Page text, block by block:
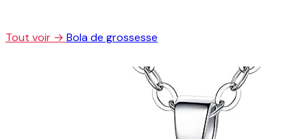
Tout voir → Bola de grossesse